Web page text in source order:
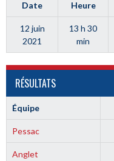
Date Heure
12 juin
2021
13 h 30
min
RÉSULTATS
Équipe
Pessac
Anglet